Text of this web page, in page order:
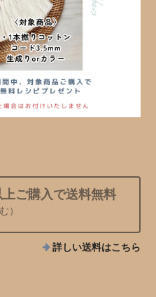
ご購入で送料無料
）
詳しい送料はこちら